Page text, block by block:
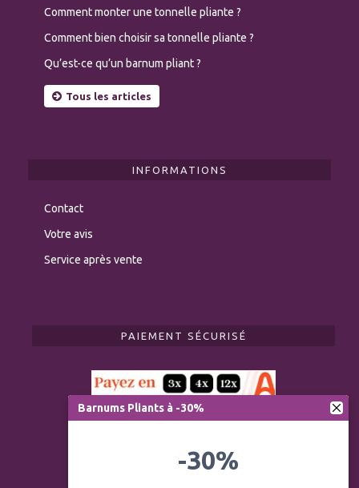
Comment monter une tonnelle pliante ?
Comment bien choisir sa tonnelle pliante ?
Qu’est-ce qu’un barnum pliant ?
Tous les articles
INFORMATIONS
Contact
Votre avis
Service après vente
PAIEMENT SÉCURISÉ
Barnums Pliants à -30%
-30%